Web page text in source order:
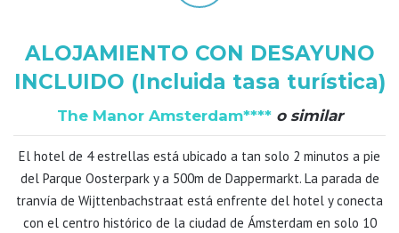
ALOJAMIENTO CON DESAYUNO
INCLUIDO (Incluida tasa turística)
The Manor Amsterdam**** o similar
El hotel de 4 estrellas está ubicado a tan solo 2 minutos a pie
del Parque Oosterpark y a 500m de Dappermarkt. La parada de
tranvía de Wijttenbachstraat está enfrente del hotel y conecta
con el centro histórico de la ciudad de Ámsterdam en solo 10